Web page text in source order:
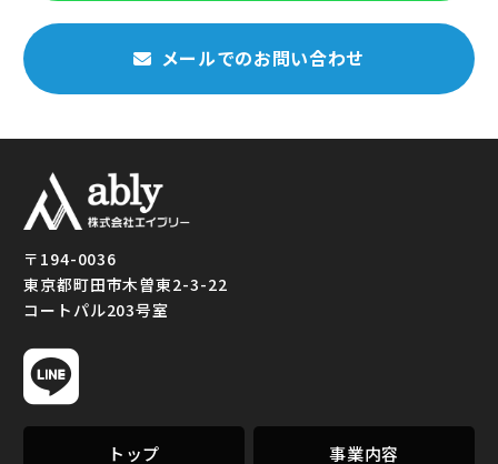
メールでのお問い合わせ
般｜トイレ・水回り・
給湯器交換は「株式会
社エイブリー」
〒194-0036
東京都町田市木曽東2-3-22
コートパル203号室
トップ 事業内容